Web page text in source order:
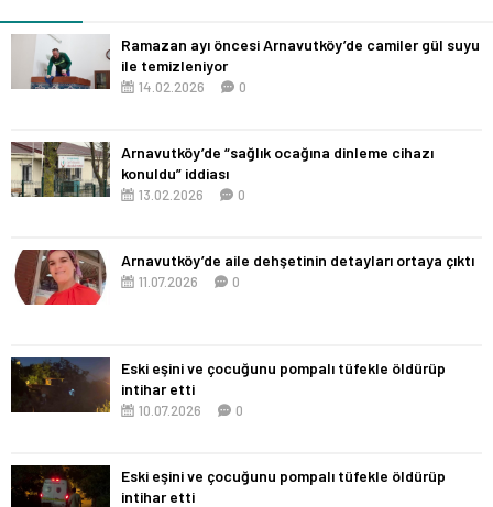
Ramazan ayı öncesi Arnavutköy’de camiler gül suyu
ile temizleniyor
14.02.2026 0
Arnavutköy’de “sağlık ocağına dinleme cihazı
konuldu” iddiası
13.02.2026 0
Arnavutköy’de aile dehşetinin detayları ortaya çıktı
11.07.2026 0
Eski eşini ve çocuğunu pompalı tüfekle öldürüp
intihar etti
10.07.2026 0
Eski eşini ve çocuğunu pompalı tüfekle öldürüp
intihar etti